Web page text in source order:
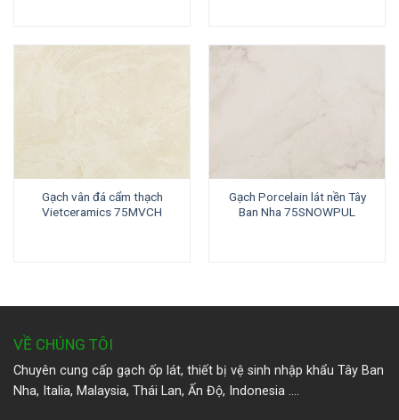
Gạch vân đá cẩm thạch
Vietceramics 75MVCH
Gạch Porcelain lát nền Tây
Ban Nha 75SNOWPUL
VỀ CHÚNG TÔI
Chuyên cung cấp gạch ốp lát, thiết bị vệ sinh nhập khẩu Tây Ban
Nha, Italia, Malaysia, Thái Lan, Ấn Độ, Indonesia ….